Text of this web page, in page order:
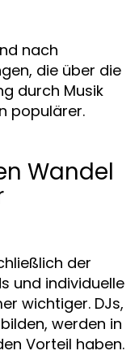
nach
die über die
durch Musik
populärer.
Wandel
der
und individuelle
wichtiger. DJs,
werden in
Vorteil haben.